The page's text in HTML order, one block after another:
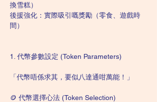
換雪糕）
後援強化：實際吸引嘅獎勵（零食、遊戲時
間）
1. 代幣參數設定 (Token Parameters)
「代幣唔係求其，要似八達通咁萬能！」
🪙 代幣選擇心法 (Token Selection)